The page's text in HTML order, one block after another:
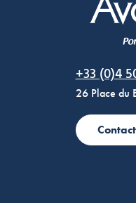
+33 (0)4
26 Place du
Contact